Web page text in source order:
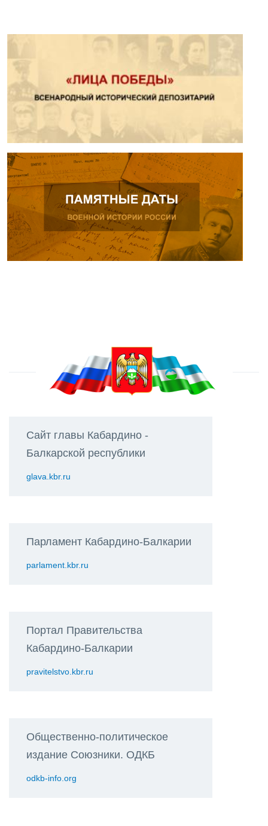
Сайт главы Кабардино -
Балкарской республики
glava.kbr.ru
Парламент Кабардино-Балкарии
parlament.kbr.ru
Портал Правительства
Кабардино-Балкарии
pravitelstvo.kbr.ru
Общественно-политическое
издание Союзники. ОДКБ
odkb-info.org